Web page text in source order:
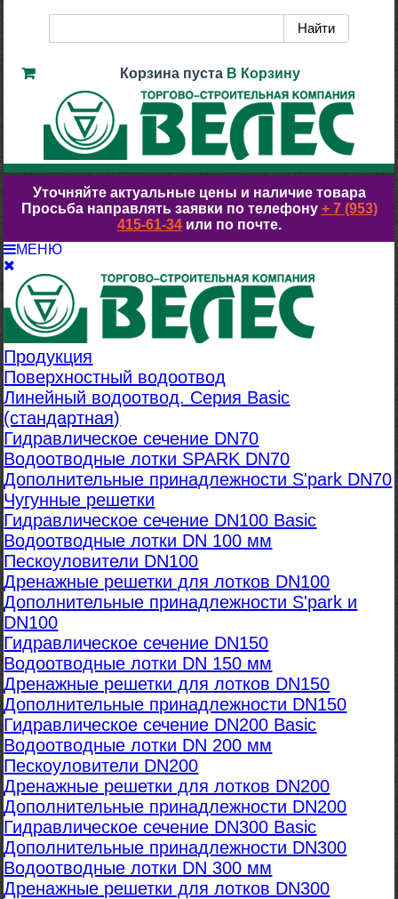
Корзина пуста В Корзину
Уточняйте актуальные цены и наличие товара
Просьба направлять заявки по телефону + 7 (953)
415-61-34или по почте.
МЕНЮ
Продукция
Поверхностный водоотвод
Линейный водоотвод. Серия Basic
(стандартная)
Гидравлическое сечение DN70
Водоотводные лотки SPARK DN70
Дополнительные принадлежности S'park DN70
Чугунные решетки
Гидравлическое сечение DN100 Basic
Водоотводные лотки DN 100 мм
Пескоуловители DN100
Дренажные решетки для лотков DN100
Дополнительные принадлежности S'park и
DN100
Гидравлическое сечение DN150
Водоотводные лотки DN 150 мм
Дренажные решетки для лотков DN150
Дополнительные принадлежности DN150
Гидравлическое сечение DN200 Basic
Водоотводные лотки DN 200 мм
Пескоуловители DN200
Дренажные решетки для лотков DN200
Дополнительные принадлежности DN200
Гидравлическое сечение DN300 Basic
Дополнительные принадлежности DN300
Водоотводные лотки DN 300 мм
Дренажные решетки для лотков DN300